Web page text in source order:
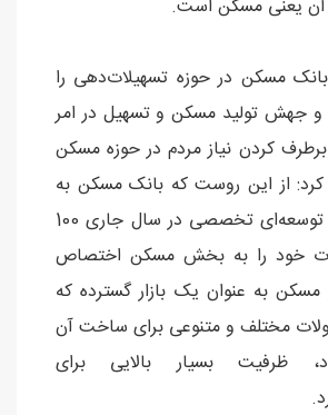
یعنی مسکن است.
مسکن در حوزه تسهیلات‌دهی را
جهش تولید مسکن و تسهیل در امر
کردن نیاز مردم در حوزه مسکن
از این روست که بانک مسکن به
عنوان یک بانک توسعه‌ای تخصصی در سال جاری 100
خود را به بخش مسکن اختصاص
مسکن به عنوان یک بازار گسترده که
مختلف و متنوعی برای ساخت آن
ظرفیت بسیار بالایی برای